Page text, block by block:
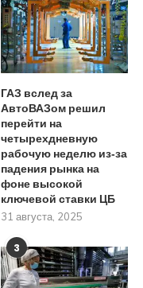
ГАЗ вслед за
АвтоВАЗом решил
перейти на
четырехдневную
рабочую неделю из‑за
падения рынка на
фоне высокой
ключевой ставки ЦБ
31 августа, 2025
3